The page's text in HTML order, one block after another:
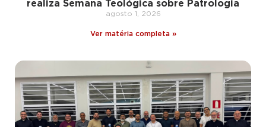
realiza Semana Teológica sobre Patrologia
agosto 1, 2026
Ver matéria completa »